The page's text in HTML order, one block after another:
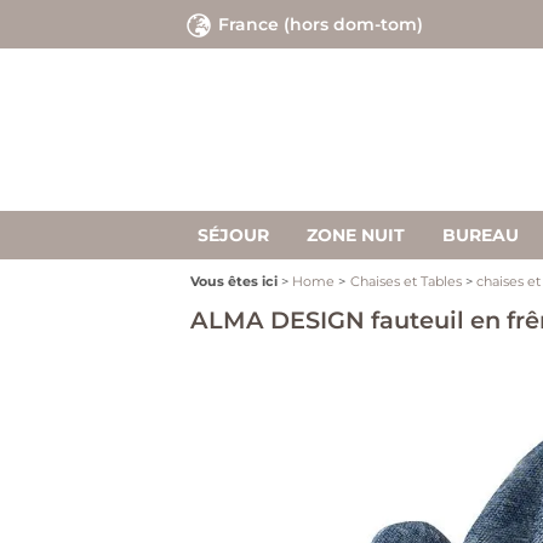
France (hors dom-tom)
SÉJOUR ZONE NUIT BUREAU
Vous êtes ici Home Chaises et Tables chaises
ALMA DESIGN fauteuil en